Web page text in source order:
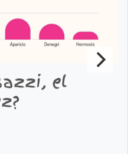
el